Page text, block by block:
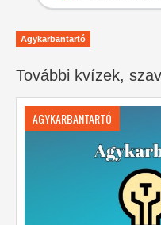
Agykarbantartó
További kvízek,
AGYKARBANTARTÓ